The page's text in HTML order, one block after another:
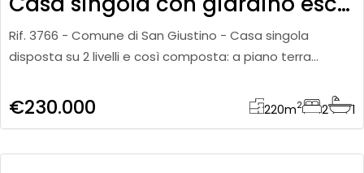
Rif. 3766 - Comune di San Giustino - Casa singola
disposta su 2 livelli e così composta: a piano terra
ad uso commerci
€230.000 220m2 2 1